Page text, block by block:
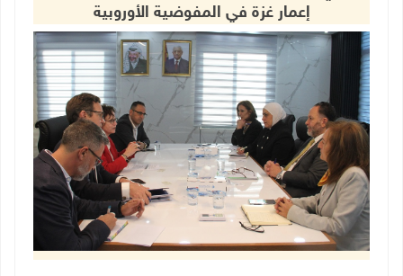
إعمار غزة في المفوضية الأوروبية